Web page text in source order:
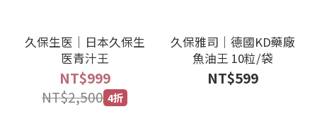
久保生医｜日本久保生
医青汁王
NT$999
NT$2,500 4折
久保雅司｜德國KD藥廠
魚油王 10粒/袋
NT$599